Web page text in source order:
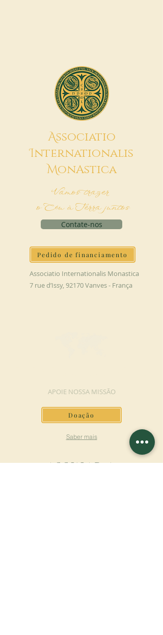
Associatio
Internationalis
MonAstica
Vamos trazer
o Céu à Terra juntos
Contate-nos
Pedido de financiamento
Associatio Internationalis Monastica
7 rue d’Issy, 92170 Vanves - França
APOIE NOSSA MISSÃO
Doação
Saber mais
ASSINAR A